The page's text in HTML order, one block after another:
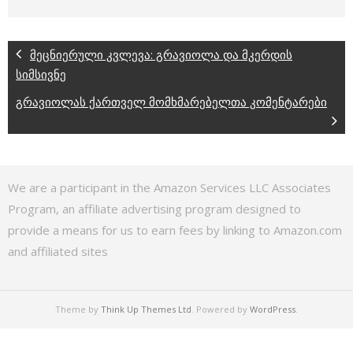
მეცნიერული კვლევა: გრავიოლა და მკერდის
სიმსივნე
გრავიოლას ქართველ მომხმარებელთა კომენტარები
We are a participant in the Amazon Services LLC Associates
Program, an affiliate advertising program designed to
provide a means for us to earn fees by linking to Amazon.com
and affiliated sites
Theme by Think Up Themes Ltd . Powered by WordPress